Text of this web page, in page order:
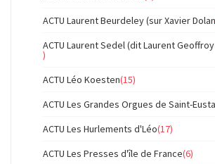
ACTU Laurent Beurdeley (sur Xavier
ACTU Laurent Sedel (dit Laurent
)
ACTU Léo Koesten(15)
ACTU Les Grandes Orgues de Saint-
ACTU Les Hurlements d'Léo(17)
ACTU Les Presses d'île de France(6)